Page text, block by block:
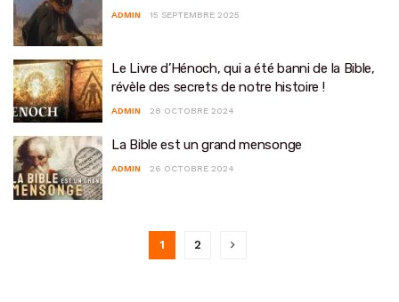
ADMIN 15 SEPTEMBRE 2025
Le Livre d’Hénoch, qui a été banni de la Bible,
révèle des secrets de notre histoire !
ADMIN 28 OCTOBRE 2024
La Bible est un grand mensonge
ADMIN 26 OCTOBRE 2024
1 2